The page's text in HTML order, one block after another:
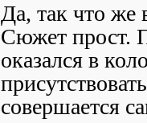
Да, так что же
Сюжет прост.
оказался в
совершается